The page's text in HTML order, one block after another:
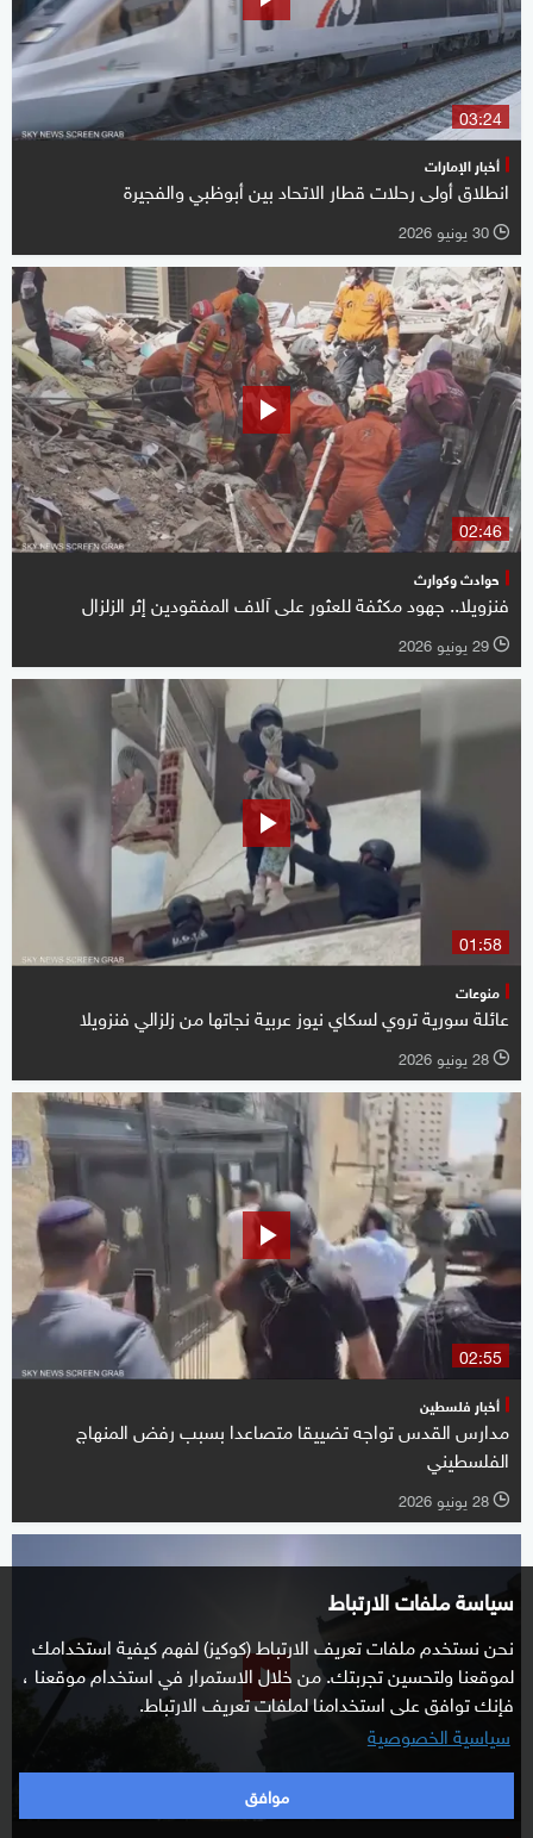
سياسة ملفات الارتباط
نحن نستخدم ملفات تعريف الارتباط (كوكيز) لفهم كيفية استخدامك
لموقعنا ولتحسين تجربتك. من خلال الاستمرار في استخدام موقعنا ،
فإنك توافق على استخدامنا لملفات تعريف الارتباط.
سياسية الخصوصية
موافق
03:24
أخبار الإمارات
انطلاق أولى رحلات قطار الاتحاد بين أبوظبي والفجيرة
l 30 يونيو 2026
02:46
حوادث وكوارث
فنزويلا.. جهود مكثفة للعثور على آلاف المفقودين إثر الزلزال
l 29 يونيو 2026
01:58
منوعات
عائلة سورية تروي لسكاي نيوز عربية نجاتها من زلزالي فنزويلا
l 28 يونيو 2026
02:55
أخبار فلسطين
مدارس القدس تواجه تضييقا متصاعدا بسبب رفض المنهاج
الفلسطيني
l 28 يونيو 2026